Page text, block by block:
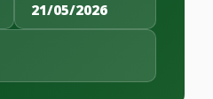
21/05/2026